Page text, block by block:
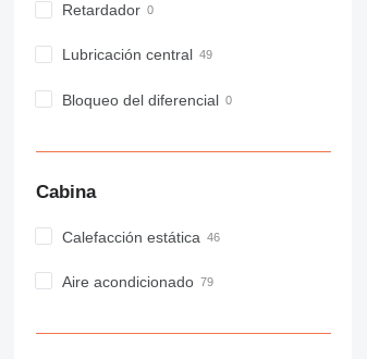
Retardador
Lubricación central
Bloqueo del diferencial
Cabina
Calefacción estática
Aire acondicionado